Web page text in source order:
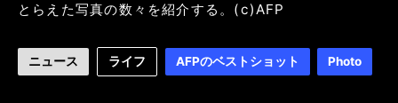
とらえた写真の数々を紹介する。(c)AFP
ニュース ライフ AFPのベストショット Photo